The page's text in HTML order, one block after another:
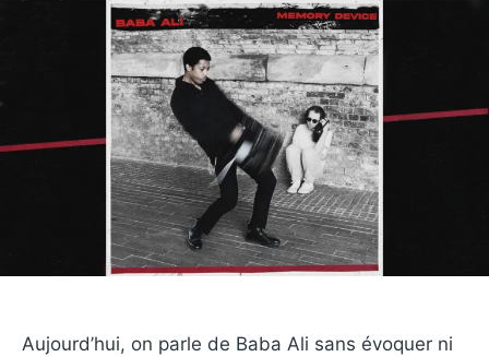
Aujourd’hui, on parle de Baba Ali sans évoquer ni